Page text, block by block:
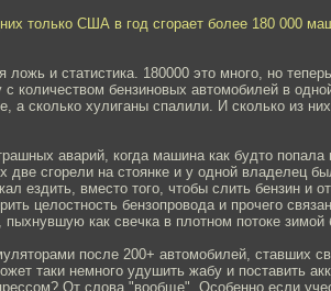
только США в год сгорает более 180 000
ложь и статистика. 180000 это много, но
количеством бензиновых автомобилей в
а сколько хулиганы спалили. И сколько из
аварий, когда машина как будто попала
две сгорели на стоянке и у одной владелец
ездить, вместо того, чтобы слить бензин и
целостность бензопровода и прочего
как свечка в плотном потоке зимой
после 200+ автомобилей, ставших
таки немного удушить жабу и поставить
От слова "вообще". Особенно если